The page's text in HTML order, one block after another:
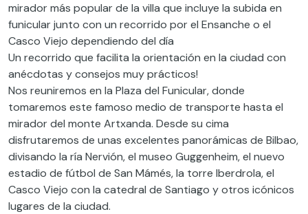
mirador más popular de la villa que incluye la subida en
funicular junto con un recorrido por el Ensanche o el
Casco Viejo dependiendo del día
Un recorrido que facilita la orientación en la ciudad con
anécdotas y consejos muy prácticos!
Nos reuniremos en la Plaza del Funicular, donde
tomaremos este famoso medio de transporte hasta el
mirador del monte Artxanda. Desde su cima
disfrutaremos de unas excelentes panorámicas de Bilbao,
divisando la ría Nervión, el museo Guggenheim, el nuevo
estadio de fútbol de San Mámés, la torre Iberdrola, el
Casco Viejo con la catedral de Santiago y otros icónicos
lugares de la ciudad.